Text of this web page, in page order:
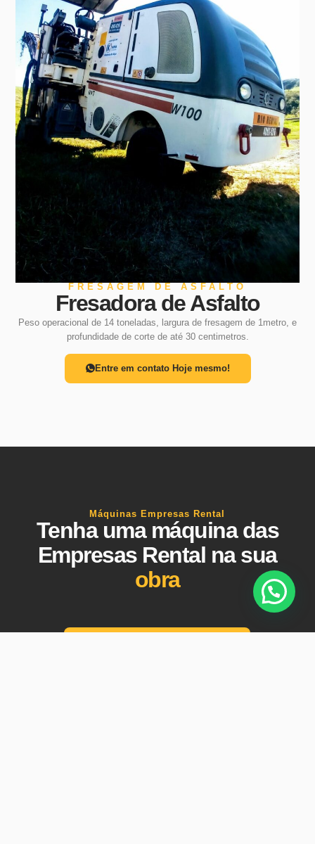
FRESAGEM DE ASFALTO
Fresadora de Asfalto
Peso operacional de 14 toneladas, largura de fresagem de 1metro, e
profundidade de corte de até 30 centimetros.
Entre em contato Hoje mesmo!
Máquinas Empresas Rental
Tenha uma máquina das
Empresas Rental na sua
obra